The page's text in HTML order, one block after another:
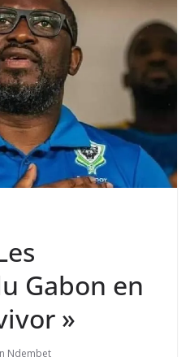
Gabon en
»
Ndembet